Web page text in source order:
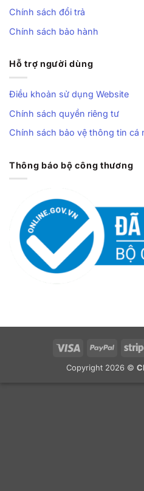
Chính sách đổi trả
Chính sách bảo hành
Hỗ trợ người dùng
Điều khoản sử dụng Website
Chính sách quyền riêng tư
Chính sách bảo vệ thông tin cá
Thông báo bộ công thương
Visa PayPal
Copyright 2026 ©